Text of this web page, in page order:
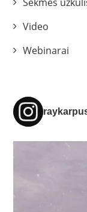
Video
Webinarai